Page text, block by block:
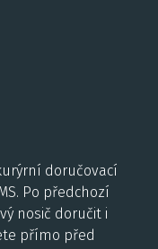
doručovací
Po předchozí
nosič doručit i
přímo před